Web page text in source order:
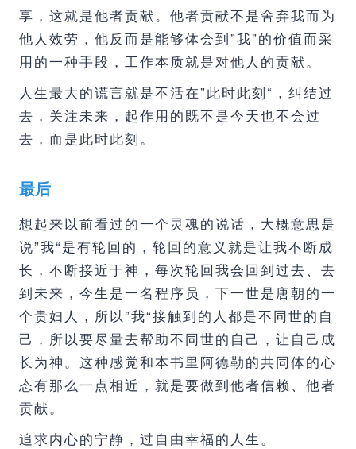
享，这就是他者贡献。他者贡献不是舍弃我而为
他人效劳，他反而是能够体会到”我”的价值而采
用的一种手段，工作本质就是对他人的贡献。
人生最大的谎言就是不活在”此时此刻“，纠结过
去，关注未来，起作用的既不是今天也不会过
去，而是此时此刻。
最后
想起来以前看过的一个灵魂的说话，大概意思是
说”我“是有轮回的，轮回的意义就是让我不断成
长，不断接近于神，每次轮回我会回到过去、去
到未来，今生是一名程序员，下一世是唐朝的一
个贵妇人，所以”我“接触到的人都是不同世的自
己，所以要尽量去帮助不同世的自己，让自己成
长为神。这种感觉和本书里阿德勒的共同体的心
态有那么一点相近，就是要做到他者信赖、他者
贡献。
追求内心的宁静，过自由幸福的人生。